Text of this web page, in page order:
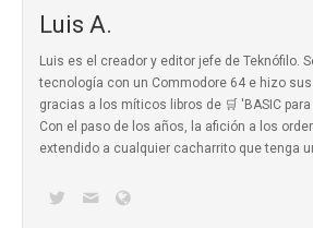
Luis A.
Luis es el creador y editor jefe de Teknófilo.
tecnología con un Commodore 64 e hizo
gracias a los míticos libros de 🛒 'BASIC
Con el paso de los años, la afición a los
extendido a cualquier cacharrito que tenga